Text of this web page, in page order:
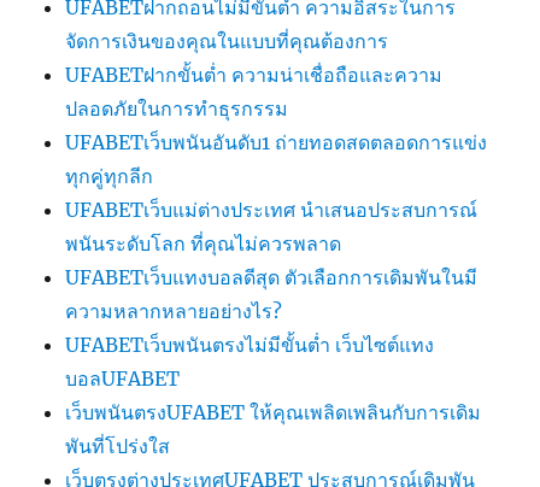
UFABETฝากถอนไม่มีขั้นต่ำ ความอิสระในการ
จัดการเงินของคุณในแบบที่คุณต้องการ
UFABETฝากขั้นต่ำ ความน่าเชื่อถือและความ
ปลอดภัยในการทำธุรกรรม
UFABETเว็บพนันอันดับ1 ถ่ายทอดสดตลอดการแข่ง
ทุกคู่ทุกลีก
UFABETเว็บแม่ต่างประเทศ นำเสนอประสบการณ์
พนันระดับโลก ที่คุณไม่ควรพลาด
UFABETเว็บแทงบอลดีสุด ตัวเลือกการเดิมพันในมี
ความหลากหลายอย่างไร?
UFABETเว็บพนันตรงไม่มีขั้นต่ำ เว็บไซต์แทง
บอลUFABET
เว็บพนันตรงUFABET ให้คุณเพลิดเพลินกับการเดิม
พันที่โปร่งใส
เว็บตรงต่างประเทศUFABET ประสบการณ์เดิมพัน